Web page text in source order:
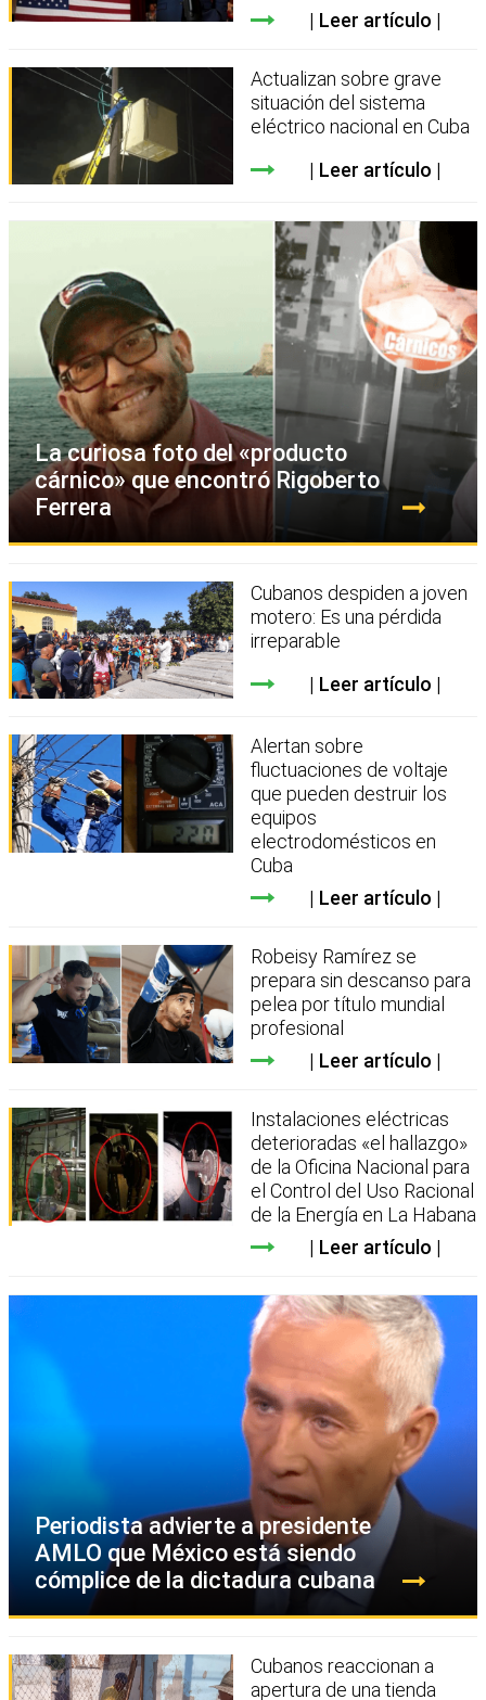
Leer artículo
Actualizan sobre grave
situación del sistema
eléctrico nacional en Cuba
Leer artículo
La curiosa foto del «producto
cárnico» que encontró Rigoberto
Ferrera
Cubanos despiden a joven
motero: Es una pérdida
irreparable
Leer artículo
Alertan sobre
fluctuaciones de voltaje
que pueden destruir los
equipos
electrodomésticos en
Cuba
Leer artículo
Robeisy Ramírez se
prepara sin descanso para
pelea por título mundial
profesional
Leer artículo
Instalaciones eléctricas
deterioradas «el hallazgo»
de la Oficina Nacional para
el Control del Uso Racional
de la Energía en La Habana
Leer artículo
Periodista advierte a presidente
AMLO que México está siendo
cómplice de la dictadura cubana
Cubanos reaccionan a
apertura de una tienda